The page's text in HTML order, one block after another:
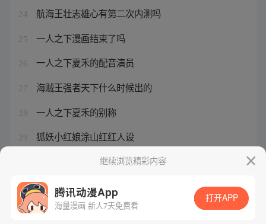
24 航海王壮志雄心有第二次内测吗
25 一人之下漫画结束了吗
26 一人之下夏禾的配音演员
27 海贼王强者天下什么时候出的
28 一人之下夏禾的别称
29 狐妖小红娘涂山红红人设
一人之下漫画完结了吗继续浏览精彩内容
腾讯动漫App
海量漫画 新人7天免费看
打开APP